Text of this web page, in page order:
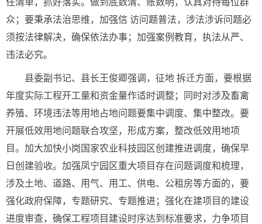
任清单，抓好落实。做到底数清、账数明，认真对待每位群
众；要秉承法治思维，加强信 访问题普法，涉法涉诉问题必
须按法律解决，确保依法办事；加强案例教育，执法从严、
违法必究。
县委副书记、县长王俊卿强调，征地 拆迁方面，要根据
年度实际工程开工量和资金量作适时调整；同时对涉及畜禽
养殖、环境违法等用地占地问题要集中调度、集中整改。要
开展低效用地问题联合攻坚，形成方案，整改低效用地项
目。加大加快小岗国家农业科技园区创建推进调度，确保早
日创建验收。加强凤宁园区重大项目存在问题调度和梳理，
涉及土地、道路、用气、用工、供电、公租房等方面的，要
强化政府保障，专题研究、专题推进；强化在建项目的建设
进度审查，确保工程项目建设时序达到标准要求，力争项目